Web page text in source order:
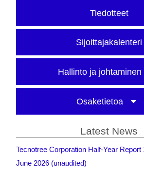
Tiedotteet
Sijoittajakalenteri
Hallinto ja johtaminen
Osaketietoa
Latest News
Tecnotree Corporation Half-Year Report
June 2026 (unaudited)